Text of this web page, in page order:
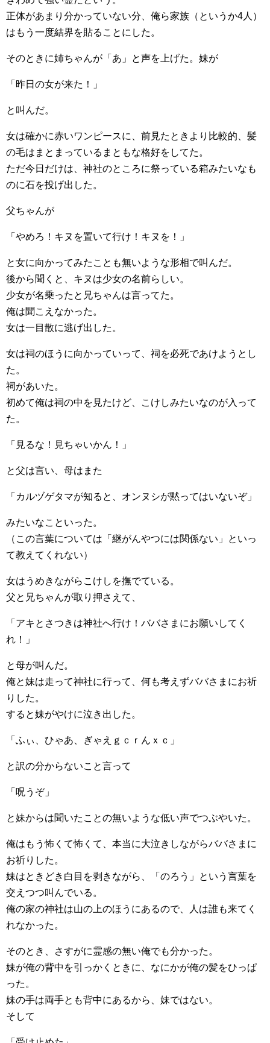
正体があまり分かっていない分、俺ら家族（というか4人）
はもう一度結界を貼ることにした。
そのときに姉ちゃんが「あ」と声を上げた。妹が
「昨日の女が来た！」
と叫んだ。
女は確かに赤いワンピースに、前見たときより比較的、髪
の毛はまとまっているまともな格好をしてた。
ただ今日だけは、神社のところに祭っている箱みたいなも
のに石を投げ出した。
父ちゃんが
「やめろ！キヌを置いて行け！キヌを！」
と女に向かってみたことも無いような形相で叫んだ。
後から聞くと、キヌは少女の名前らしい。
少女が名乗ったと兄ちゃんは言ってた。
俺は聞こえなかった。
女は一目散に逃げ出した。
女は祠のほうに向かっていって、祠を必死であけようとし
た。
祠があいた。
初めて俺は祠の中を見たけど、こけしみたいなのが入って
た。
「見るな！見ちゃいかん！」
と父は言い、母はまた
「カルヅゲタマが知ると、オンヌシが黙ってはいないぞ」
みたいなこといった。
（この言葉については「継がんやつには関係ない」といっ
て教えてくれない）
女はうめきながらこけしを撫でている。
父と兄ちゃんが取り押さえて、
「アキとさつきは神社へ行け！ババさまにお願いしてく
れ！」
と母が叫んだ。
俺と妹は走って神社に行って、何も考えずババさまにお祈
りした。
すると妹がやけに泣き出した。
「ふぃ、ひゃあ、ぎゃえｇｃｒんｘｃ」
と訳の分からないこと言って
「呪うぞ」
と妹からは聞いたことの無いような低い声でつぶやいた。
俺はもう怖くて怖くて、本当に大泣きしながらババさまに
お祈りした。
妹はときどき白目を剥きながら、「のろう」という言葉を
交えつつ叫んでいる。
俺の家の神社は山の上のほうにあるので、人は誰も来てく
れなかった。
そのとき、さすがに霊感の無い俺でも分かった。
妹が俺の背中を引っかくときに、なにかが俺の髪をひっぱ
った。
妹の手は両手とも背中にあるから、妹ではない。
そして